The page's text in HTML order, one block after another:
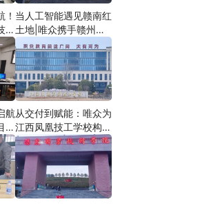
术
线
当人工智能遇见赣南红
土地|唯众携手赣州农
校，开辟涉农职教
“AI+农业”新路径
航
圆
合
从交付到赋能：唯众为
江西凤凰技工学校构建
“教、学、做”一体化网
络实训环境